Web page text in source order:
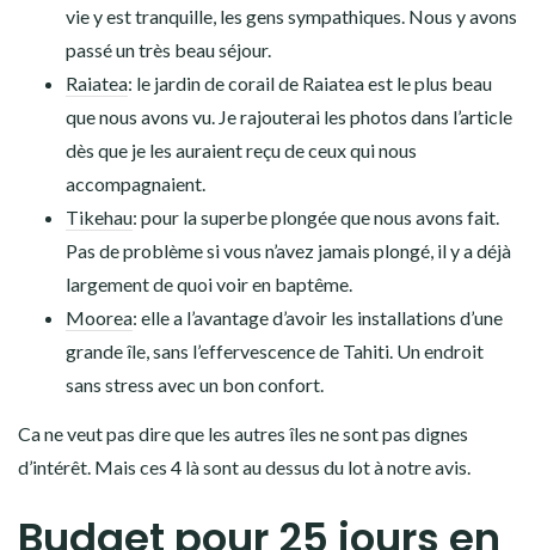
vie y est tranquille, les gens sympathiques. Nous y avons
passé un très beau séjour.
Raiatea: le jardin de corail de Raiatea est le plus beau
que nous avons vu. Je rajouterai les photos dans l’article
dès que je les auraient reçu de ceux qui nous
accompagnaient.
Tikehau: pour la superbe plongée que nous avons fait.
Pas de problème si vous n’avez jamais plongé, il y a déjà
largement de quoi voir en baptême.
Moorea: elle a l’avantage d’avoir les installations d’une
grande île, sans l’effervescence de Tahiti. Un endroit
sans stress avec un bon confort.
Ca ne veut pas dire que les autres îles ne sont pas dignes
d’intérêt. Mais ces 4 là sont au dessus du lot à notre avis.
Budget pour 25 jours en